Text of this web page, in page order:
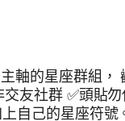
組， 歡迎所有星座的朋